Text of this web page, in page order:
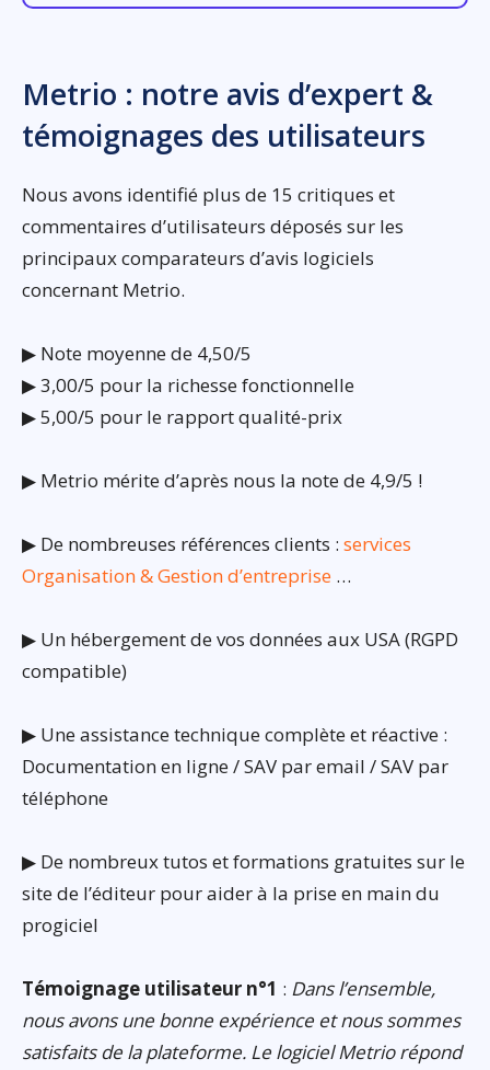
Metrio : notre avis d’expert &
témoignages des utilisateurs
Nous avons identifié plus de 15 critiques et
commentaires d’utilisateurs déposés sur les
principaux comparateurs d’avis logiciels
concernant Metrio.
▶ Note moyenne de 4,50/5
▶ 3,00/5 pour la richesse fonctionnelle
▶ 5,00/5 pour le rapport qualité-prix
▶ Metrio mérite d’après nous la note de 4,9/5 !
▶ De nombreuses références clients : services
Organisation & Gestion d’entreprise …
▶ Un hébergement de vos données aux USA (RGPD
compatible)
▶ Une assistance technique complète et réactive :
Documentation en ligne / SAV par email / SAV par
téléphone
▶ De nombreux tutos et formations gratuites sur le
site de l’éditeur pour aider à la prise en main du
progiciel
Témoignage utilisateur n°1 : Dans l’ensemble,
nous avons une bonne expérience et nous sommes
satisfaits de la plateforme. Le logiciel Metrio répond